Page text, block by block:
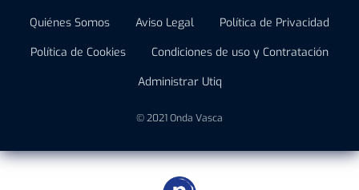
Quiénes Somos Aviso Legal
Política de Privacidad
Política de Cookies
Condiciones de uso y Contratación
Administrar Utiq
© 2021 Onda Vasca